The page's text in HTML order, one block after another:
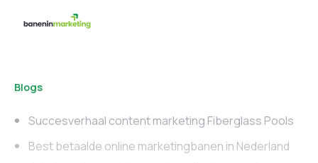
Blogs
Succesverhaal content marketing Fiberglass Pools
Best betaalde online marketingbanen in Nederland